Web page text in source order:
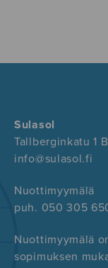
Sulasol
Tallberginkatu 1
info@sulasol.fi
Nuottimyymälä
puh. 050 305
Nuottimyymälä
sopimuksen